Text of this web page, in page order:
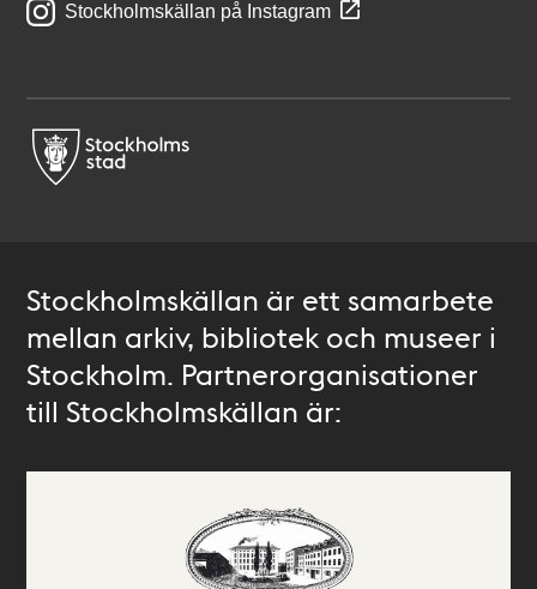
Stockholmskällan på Instagram
Stockholmskällan är ett samarbete
mellan arkiv, bibliotek och museer i
Stockholm. Partnerorganisationer
till Stockholmskällan är: